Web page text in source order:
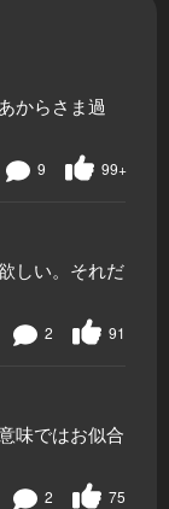
からさま過
99+
9
しい。それだ
91
2
味ではお似合
75
2